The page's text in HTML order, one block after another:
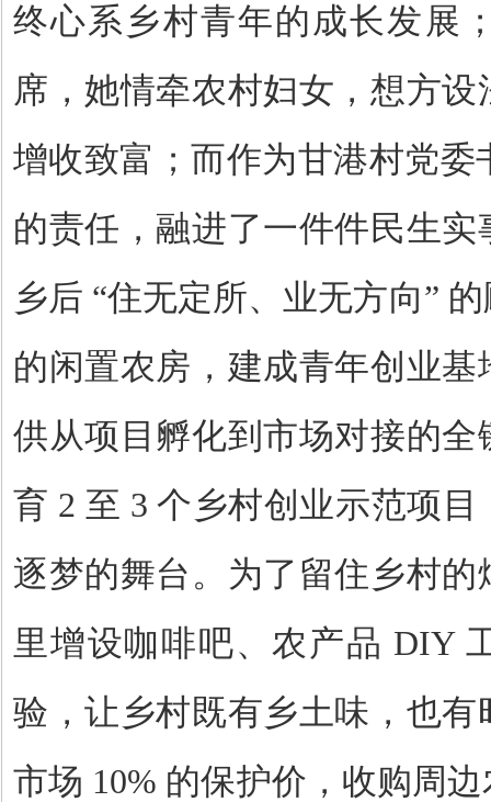
终心系乡村青年的成长发展
席，她情牵农村妇女，想方
增收致富；而作为甘港村党委
的责任，融进了一件件民生
乡后 “住无定所、业无方向”
的闲置农房，建成青年创业
供从项目孵化到市场对接的
育 2 至 3个乡村创业示范项
逐梦的舞台。为了留住乡村
里增设咖啡吧、农产品 DIY
验，让乡村既有乡土味，也
市场 10% 的保护价，收购周